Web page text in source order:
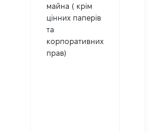
майна ( крім
цінних паперів
та
корпоративних
прав)